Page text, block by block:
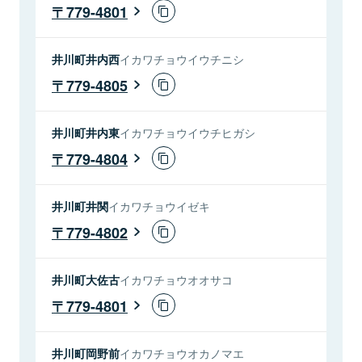
779-4801
井川町井内西イカワチョウイウチニシ
779-4805
井川町井内東イカワチョウイウチヒガシ
779-4804
井川町井関イカワチョウイゼキ
779-4802
井川町大佐古イカワチョウオオサコ
779-4801
井川町岡野前イカワチョウオカノマエ